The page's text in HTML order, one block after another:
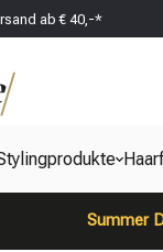
ab € 40,-*
Summer